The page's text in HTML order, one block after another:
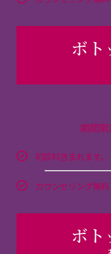
ボ
期間
初診料含まれます。
カウンセリング無料
ボ